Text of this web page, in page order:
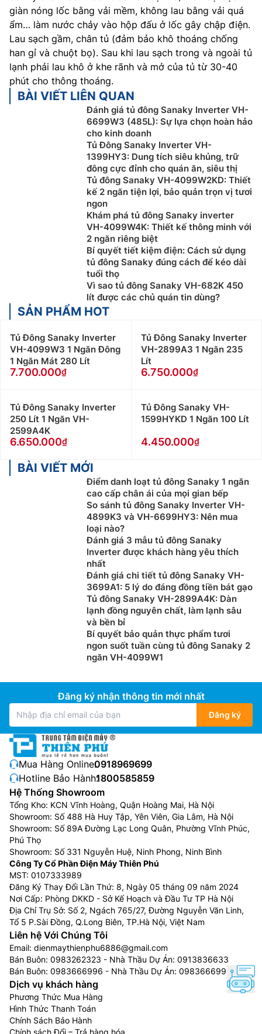
giàn nóng lốc bằng vải mềm, không lau bằng vải quá
ẩm… làm nước chảy vào hộp đấu ở lốc gây chập điện.
Lau sạch gầm, chân tủ (đảm bảo khô thoáng chống
han gỉ và chuột bọ). Sau khi lau sạch trong và ngoài tủ
lạnh phải lau khô ở khe rãnh và mở của tủ từ 30-40
phút cho thông thoáng.
BÀI VIẾT LIÊN QUAN
Đánh giá tủ đông Sanaky Inverter VH-
6699W3 (485L): Sự lựa chọn hoàn hảo
cho kinh doanh
Tủ Đông Sanaky Inverter VH-
1399HY3: Dung tích siêu khủng, trữ
đông cực đỉnh cho quán ăn, siêu thị
Tủ đông Sanaky VH-4099W2KD: Thiết
kế 2 ngăn tiện lợi, bảo quản trọn vị tươi
ngon
Khám phá tủ đông Sanaky inverter
VH-4099W4K: Thiết kế thông minh với
2 ngăn riêng biệt
Bí quyết tiết kiệm điện: Cách sử dụng
tủ đông Sanaky đúng cách để kéo dài
tuổi thọ
Vì sao tủ đông Sanaky VH-682K 450
lít được các chủ quán tin dùng?
SẢN PHẨM HOT
Tủ Đông Sanaky Inverter
VH-4099W3 1 Ngăn Đông
1 Ngăn Mát 280 Lít
7.700.000
Tủ Đông Sanaky Inverter
VH-2899A3 1 Ngăn 235
Lít
6.750.000
Tủ Đông Sanaky Inverter
250 Lít 1 Ngăn VH-
2599A4K
6.650.000
Tủ Đông Sanaky VH-
1599HYKD 1 Ngăn 100 Lít
4.450.000
BÀI VIẾT MỚI
Điểm danh loạt tủ đông Sanaky 1 ngăn
cao cấp chân ái của mọi gian bếp
So sánh tủ đông Sanaky Inverter VH-
4899K3 và VH-6699HY3: Nên mua
loại nào?
Đánh giá 3 mẫu tủ đông Sanaky
Inverter được khách hàng yêu thích
nhất
Đánh giá chi tiết tủ đông Sanaky VH-
3699A1: 5 lý do đáng đồng tiền bát gạo
Tủ đông Sanaky VH-2899A4K: Dàn
lạnh đồng nguyên chất, làm lạnh sâu
và bền bỉ
Bí quyết bảo quản thực phẩm tươi
ngon suốt tuần cùng tủ đông Sanaky 2
ngăn VH-4099W1
Đăng ký nhận thông tin mới nhất
Đăng ký
Mua Hàng Online:0918969699
Hotline Bảo Hành:1800585859
Hệ Thống Showroom
Tổng Kho: KCN Vĩnh Hoàng, Quận Hoàng Mai, Hà Nội
Showroom: Số 488 Hà Huy Tập, Yên Viên, Gia Lâm, Hà Nội
Showroom: Số 89A Đường Lạc Long Quân, Phường Vĩnh Phúc,
Phú Thọ
Showroom: Số 331 Nguyễn Huệ, Ninh Phong, Ninh Bình
Công Ty Cổ Phần Điện Máy Thiên Phú
MST: 0107333989
Đăng Ký Thay Đổi Lần Thứ: 8, Ngày 05 tháng 09 năm 2024
Nơi Cấp: Phòng DKKD - Sở Kế Hoạch và Đầu Tư TP Hà Nội
Địa Chỉ Trụ Sở: Số 2, Ngách 765/27, Đường Nguyễn Văn Linh,
Tổ 5 P.Sài Đồng, Q.Long Biên, TP.Hà Nội, Việt Nam
Liên hệ Với Chúng Tôi
Email: dienmaythienphu6886@gmail.com
Bán Buôn: 0983262323 - Nhà Thầu Dự Án: 0913836633
Bán Buôn: 0983666996 - Nhà Thầu Dự Án: 0983666996
Dịch vụ khách hàng
Phương Thức Mua Hàng
Hình Thức Thanh Toán
Chính Sách Bảo Hành
Chính sách Đổi – Trả hàng hóa